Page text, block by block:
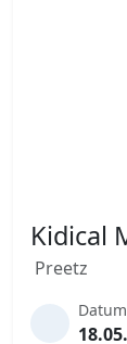
Kidical
Preetz
Datum